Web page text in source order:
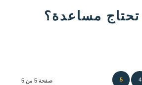
تحتاج مساعدة؟
صفحة 5 من 5 4
5